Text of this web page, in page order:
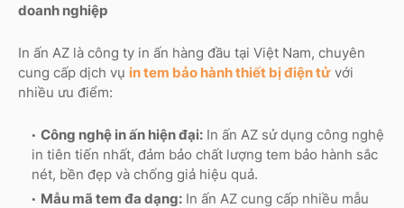
doanh nghiệp
In ấn AZ là công ty in ấn hàng đầu tại Việt Nam, chuyên
cung cấp dịch vụ in tem bảo hành thiết bị điện tử với
nhiều ưu điểm:
Công nghệ in ấn hiện đại: In ấn AZ sử dụng công nghệ
in tiên tiến nhất, đảm bảo chất lượng tem bảo hành sắc
nét, bền đẹp và chống giả hiệu quả.
Mẫu mã tem đa dạng: In ấn AZ cung cấp nhiều mẫu